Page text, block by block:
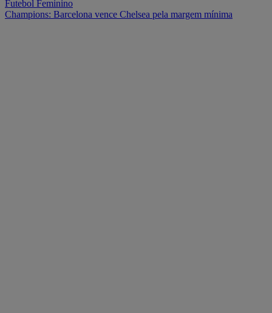
Futebol Feminino
Champions: Barcelona vence Chelsea pela margem mínima